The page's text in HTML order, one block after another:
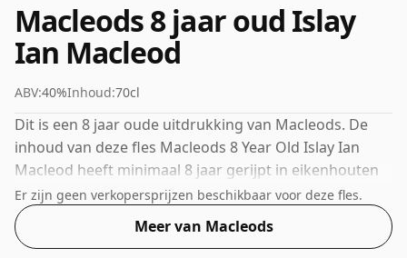
Macleods 8 jaar oud Islay
Ian Macleod
ABV:40%Inhoud:70cl
Dit is een 8 jaar oude uitdrukking van Macleods. De
inhoud van deze fles Macleods 8 Year Old Islay Ian
Macleod heeft minimaal 8 jaar gerijpt in eikenhouten
vaten. Deze whisky wordt geleverd in een gewone fles
van 70 cl en heeft een vrij normale sterkte van 40%.
Er zijn geen verkopersprijzen beschikbaar voor deze fles.
Meer van Macleods